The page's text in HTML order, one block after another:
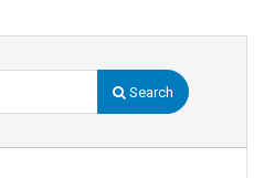
Search